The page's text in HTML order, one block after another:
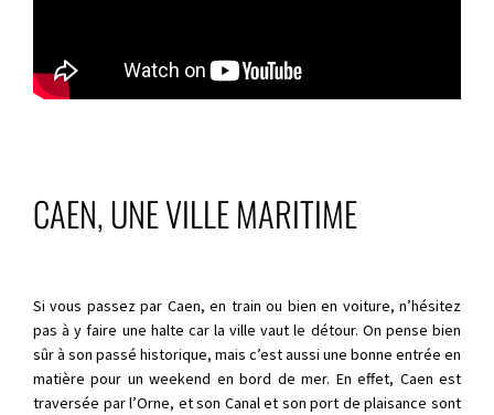
CAEN, UNE VILLE MARITIME
Si vous passez par Caen, en train ou bien en voiture, n’hésitez
pas à y faire une halte car la ville vaut le détour. On pense bien
sûr à son passé historique, mais c’est aussi une bonne entrée en
matière pour un weekend en bord de mer. En effet, Caen est
traversée par l’Orne, et son Canal et son port de plaisance sont